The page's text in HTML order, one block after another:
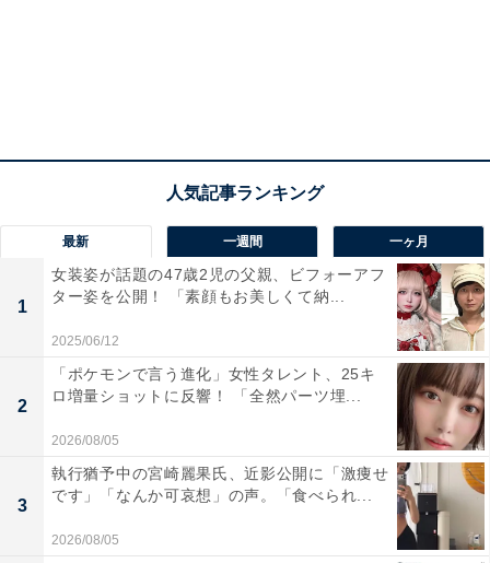
最新 一週間 一ヶ月
1
女装姿が話題の47歳2児の父親、ビフォーアフ
ター姿を公開！ 「素顔もお美しくて納...
2025/06/12
2
「ポケモンで言う進化」女性タレント、25キ
ロ増量ショットに反響！ 「全然パーツ埋...
2026/08/05
3
執行猶予中の宮崎麗果氏、近影公開に「激痩せ
です」「なんか可哀想」の声。「食べられ...
2026/08/05